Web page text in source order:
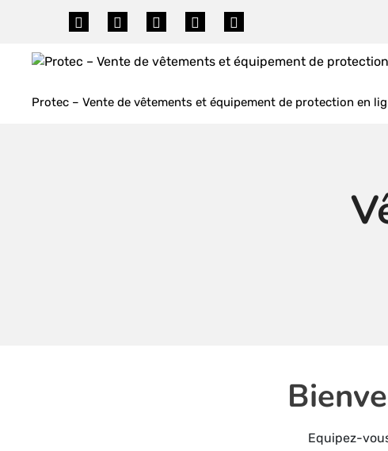
Protec – Vente de vêtements et équipement de protection en
Equipez-